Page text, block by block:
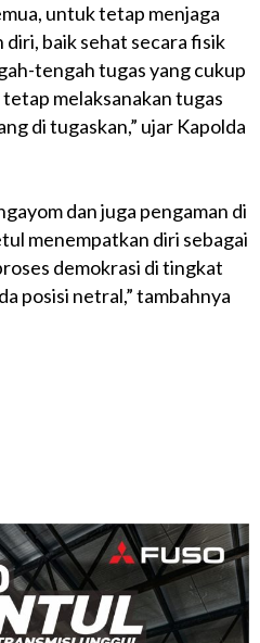
untuk tetap menjaga
baik sehat secara fisik
tengah tugas yang cukup
melaksanakan tugas
di tugaskan,” ujar Kapolda
dan juga pengaman di
menempatkan diri sebagai
demokrasi di tingkat
posisi netral,” tambahnya